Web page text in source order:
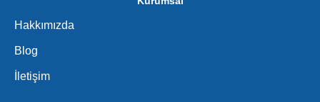
Hakkımızda
Blog
İletişim